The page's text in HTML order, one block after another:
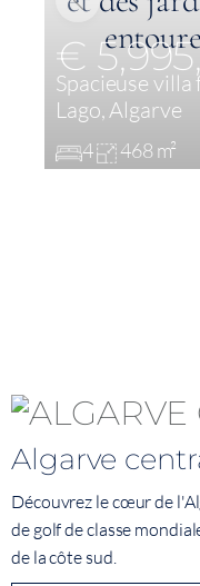
€
Spacieuse
Lago, Algarve
4 468 m²
Algarve
Découvrez le cœur de
de golf de classe
de la côte sud.